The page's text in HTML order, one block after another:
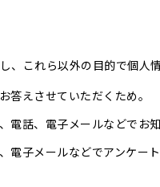
これら以外の目的で個人
答えさせていただくため。
話、電子メールなどでお知
子メールなどでアンケー